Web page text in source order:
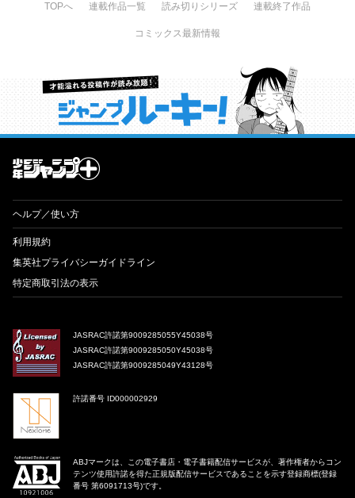
TOPへ 連載作品一覧 読み切りシリーズ 連載終了作品
コミックス最新情報
才能溢れる投稿作が読み放題！ ジャンプルーキー！
ヘルプ／使い方
利用規約
集英社プライバシーガイドライン
特定商取引法の表示
JASRAC許諾第9009285055Y45038号
JASRAC許諾第9009285050Y45038号
JASRAC許諾第9009285049Y43128号
許諾番号 ID000002929
ABJマークは、この電子書店・電子書籍配信サービスが、著作権者からコン
テンツ使用許諾を得た正規版配信サービスであることを示す登録商標(登録
番号 第6091713号)です。